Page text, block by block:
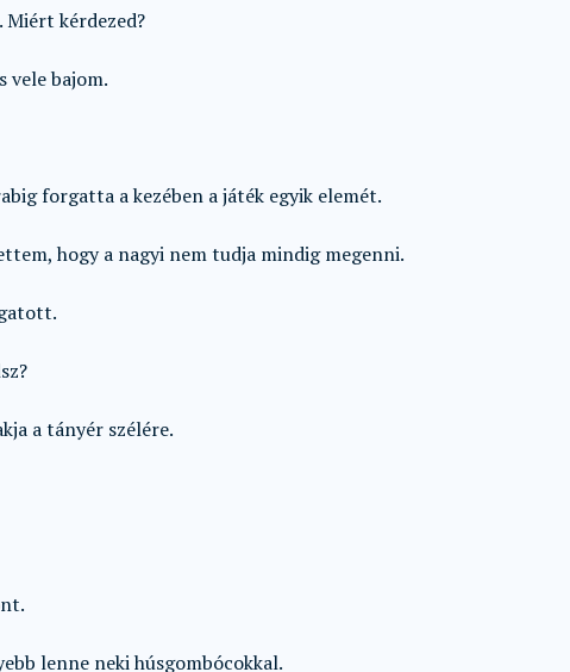
Miért kérdezed?
vele bajom.
forgatta a kezében a játék egyik elemét.
hogy a nagyi nem tudja mindig megenni.
a tányér szélére.
lenne neki húsgombócokkal.